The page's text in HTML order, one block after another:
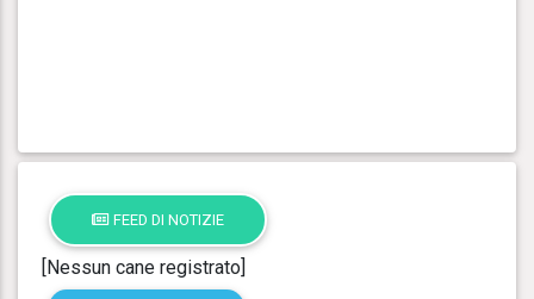
FEED DI NOTIZIE
[Nessun cane registrato]